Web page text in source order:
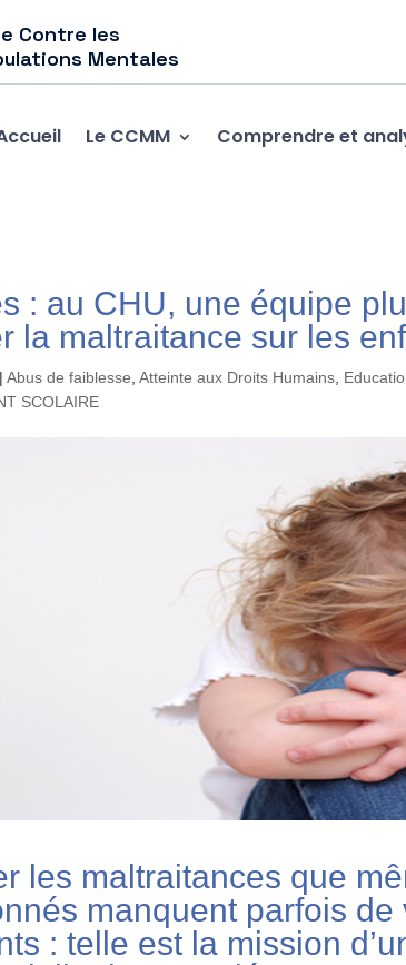
Contre les
Mentales
Le CCMM Comprendre et
: au CHU, une équipe
la maltraitance sur les
|Abus de faiblesse ,Atteinte aux Droits Humains
SCOLAIRE
les maltraitances que
manquent parfois de
: telle est la mission